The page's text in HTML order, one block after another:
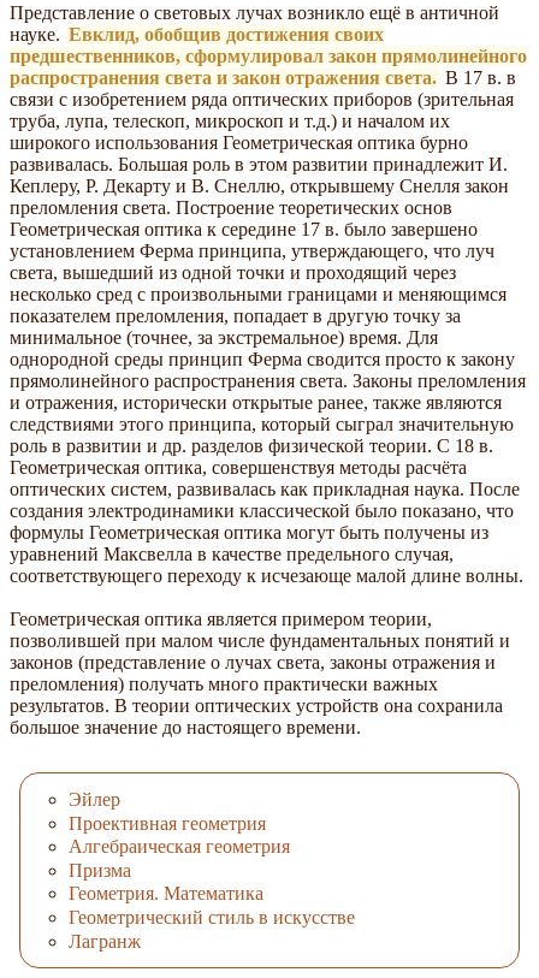
Представление о световых лучах возникло ещё в античной
науке. Евклид, обобщив достижения своих
предшественников, сформулировал закон прямолинейного
распространения света и закон отражения света. В 17 в. в
связи с изобретением ряда оптических приборов (зрительная
труба, лупа, телескоп, микроскоп и т.д.) и началом их
широкого использования Геометрическая оптика бурно
развивалась. Большая роль в этом развитии принадлежит И.
Кеплеру, Р. Декарту и В. Снеллю, открывшему Снелля закон
преломления света. Построение теоретических основ
Геометрическая оптика к середине 17 в. было завершено
установлением Ферма принципа, утверждающего, что луч
света, вышедший из одной точки и проходящий через
несколько сред с произвольными границами и меняющимся
показателем преломления, попадает в другую точку за
минимальное (точнее, за экстремальное) время. Для
однородной среды принцип Ферма сводится просто к закону
прямолинейного распространения света. Законы преломления
и отражения, исторически открытые ранее, также являются
следствиями этого принципа, который сыграл значительную
роль в развитии и др. разделов физической теории. С 18 в.
Геометрическая оптика, совершенствуя методы расчёта
оптических систем, развивалась как прикладная наука. После
создания электродинамики классической было показано, что
формулы Геометрическая оптика могут быть получены из
уравнений Максвелла в качестве предельного случая,
соответствующего переходу к исчезающе малой длине волны.
Геометрическая оптика является примером теории,
позволившей при малом числе фундаментальных понятий и
законов (представление о лучах света, законы отражения и
преломления) получать много практически важных
результатов. В теории оптических устройств она сохранила
большое значение до настоящего времени.
Эйлер
Проективная геометрия
Алгебраическая геометрия
Призма
Геометрия. Математика
Геометрический стиль в искусстве
Лагранж